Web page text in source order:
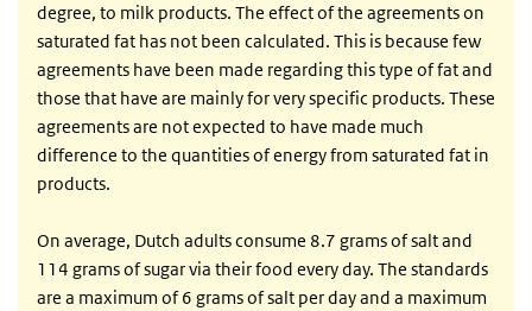
degree, to milk products. The effect of the agreements on
saturated fat has not been calculated. This is because few
agreements have been made regarding this type of fat and
those that have are mainly for very specific products. These
agreements are not expected to have made much
difference to the quantities of energy from saturated fat in
products.
On average, Dutch adults consume 8.7 grams of salt and
114 grams of sugar via their food every day. The standards
are a maximum of 6 grams of salt per day and a maximum